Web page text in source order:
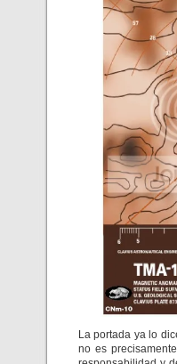
La portada ya lo
no es